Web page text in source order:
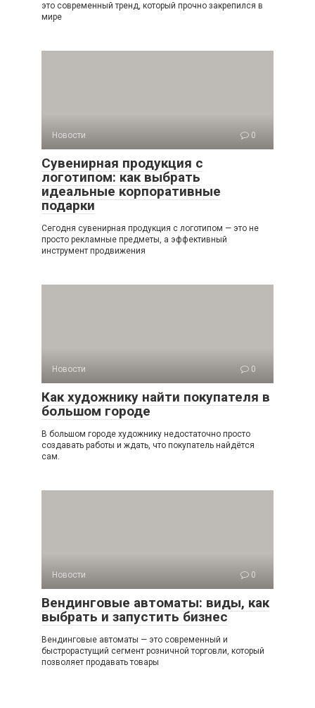
это современный тренд, который прочно закрепился в
мире
Новости 0
Сувенирная продукция с
логотипом: как выбрать
идеальные корпоративные
подарки
Сегодня сувенирная продукция с логотипом — это не
просто рекламные предметы, а эффективный
инструмент продвижения
Новости 0
Как художнику найти покупателя в
большом городе
В большом городе художнику недостаточно просто
создавать работы и ждать, что покупатель найдётся
сам.
Новости 0
Вендинговые автоматы: виды, как
выбрать и запустить бизнес
Вендинговые автоматы — это современный и
быстрорастущий сегмент розничной торговли, который
позволяет продавать товары